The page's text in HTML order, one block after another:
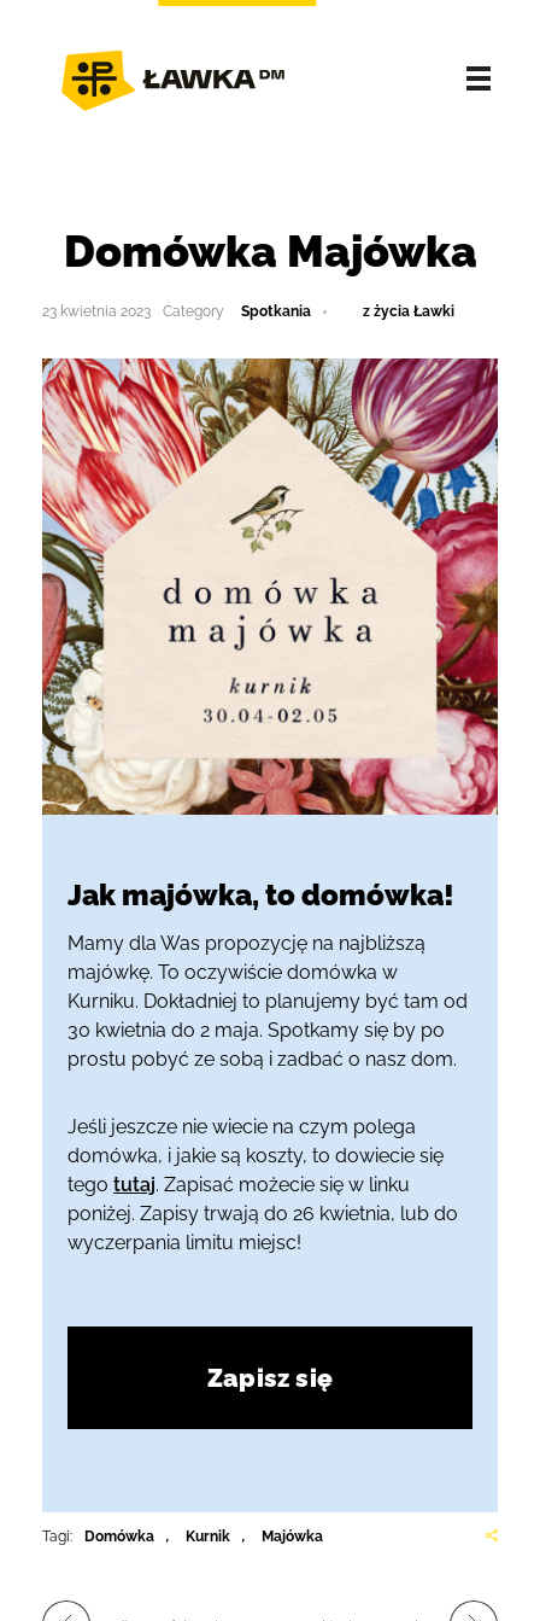
Domówka Majówka
23 kwietnia 2023 Spotkania z życia Ławki
Jak majówka, to domówka!
Mamy dla Was propozycję na najbliższą
majówkę. To oczywiście domówka w
Kurniku. Dokładniej to planujemy być tam od
30 kwietnia do 2 maja. Spotkamy się by po
prostu pobyć ze sobą i zadbać o nasz dom.
Jeśli jeszcze nie wiecie na czym polega
domówka, i jakie są koszty, to dowiecie się
tegotutaj.Zapisać możecie się w linku
poniżej. Zapisy trwają do 26 kwietnia, lub do
wyczerpania limitu miejsc!
Zapisz się
Tagi: Domówka , Kurnik , Majówka